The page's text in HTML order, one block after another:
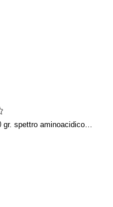
gr. spettro aminoacidico…